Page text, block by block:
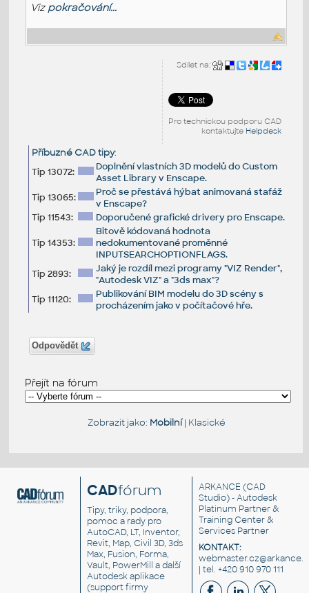
Viz pokračování...
Sdílet na:
Pro technickou podporu CAD
kontaktujte Helpdesk
Příbuzné CAD tipy:
Tip 13072:
Doplnění vlastních 3D modelů do Custom
Asset Library v Enscape.
Tip 13065:
Proč se přestává hýbat animovaná stafáž
v Enscape?
Tip 11543:
Doporučené grafické drivery pro Enscape.
Tip 14353:
Bitově kódovaná hodnota
nedokumentované proměnné
INPUTSEARCHOPTIONFLAGS.
Tip 2893:
Jaký je rozdíl mezi programy "VIZ Render",
"Autodesk VIZ" a "3ds max"?
Tip 11120:
Publikování BIM modelu do 3D scény s
procházením jako v počítačové hře.
Odpovědět
Přejít na fórum
Zobrazit jako: Mobilní| Klasické
CADfórum
Tipy, triky, podpora,
pomoc a rady pro
AutoCAD, LT, Inventor,
Revit, Map, Civil 3D, 3ds
Max, Fusion, Forma,
Vault, PowerMill a další
Autodesk aplikace
(support firmy
ARKANCE (CAD
Studio) - Autodesk
Platinum Partner &
Training Center &
Services Partner
KONTAKT:
| tel. +420 910 970 111